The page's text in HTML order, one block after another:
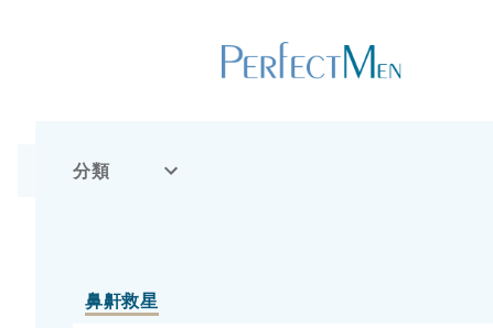
分類
鼻鼾救星